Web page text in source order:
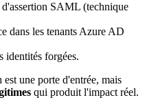
SAML (technique
dans les tenants Azure AD
identités forgées.
une porte d'entrée, mais
qui produit l'impact réel.